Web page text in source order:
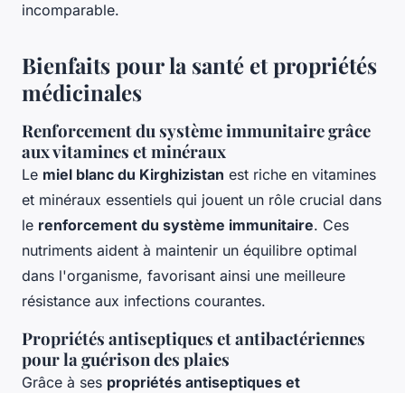
incomparable.
Bienfaits pour la santé et propriétés
médicinales
Renforcement du système immunitaire grâce
aux vitamines et minéraux
Le miel blanc du Kirghizistan est riche en vitamines
et minéraux essentiels qui jouent un rôle crucial dans
le renforcement du système immunitaire. Ces
nutriments aident à maintenir un équilibre optimal
dans l'organisme, favorisant ainsi une meilleure
résistance aux infections courantes.
Propriétés antiseptiques et antibactériennes
pour la guérison des plaies
Grâce à ses propriétés antiseptiques et